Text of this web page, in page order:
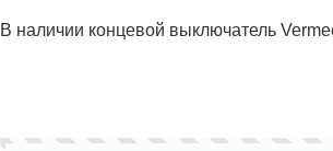
В наличии концевой выключатель